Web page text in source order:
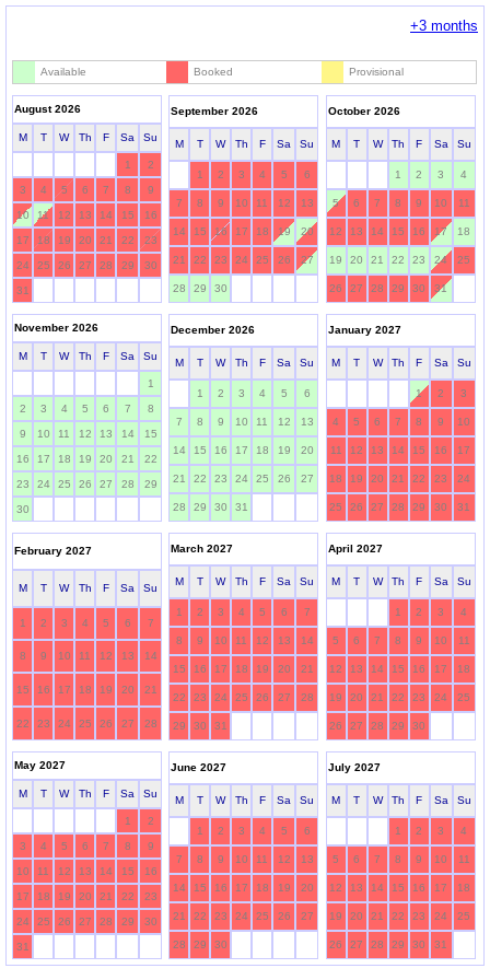
+3 months
Available Booked Provisional
August 2026
M T W Th F Sa Su
1 2
3 4 5 6 7 8 9
10 11 12 13 14 15 16
17 18 19 20 21 22 23
24 25 26 27 28 29 30
31
September 2026
M T W Th F Sa Su
1 2 3 4 5 6
7 8 9 10 11 12 13
14 15 16 17 18 19 20
21 22 23 24 25 26 27
28 29 30
October 2026
M T W Th F Sa Su
1 2 3 4
5 6 7 8 9 10 11
12 13 14 15 16 17 18
19 20 21 22 23 24 25
26 27 28 29 30 31
November 2026
M T W Th F Sa Su
1
2 3 4 5 6 7 8
9 10 11 12 13 14 15
16 17 18 19 20 21 22
23 24 25 26 27 28 29
30
December 2026
M T W Th F Sa Su
1 2 3 4 5 6
7 8 9 10 11 12 13
14 15 16 17 18 19 20
21 22 23 24 25 26 27
28 29 30 31
January 2027
M T W Th F Sa Su
1 2 3
4 5 6 7 8 9 10
11 12 13 14 15 16 17
18 19 20 21 22 23 24
25 26 27 28 29 30 31
February 2027
M T W Th F Sa Su
1 2 3 4 5 6 7
8 9 10 11 12 13 14
15 16 17 18 19 20 21
22 23 24 25 26 27 28
March 2027
M T W Th F Sa Su
1 2 3 4 5 6 7
8 9 10 11 12 13 14
15 16 17 18 19 20 21
22 23 24 25 26 27 28
29 30 31
April 2027
M T W Th F Sa Su
1 2 3 4
5 6 7 8 9 10 11
12 13 14 15 16 17 18
19 20 21 22 23 24 25
26 27 28 29 30
May 2027
M T W Th F Sa Su
1 2
3 4 5 6 7 8 9
10 11 12 13 14 15 16
17 18 19 20 21 22 23
24 25 26 27 28 29 30
31
June 2027
M T W Th F Sa Su
1 2 3 4 5 6
7 8 9 10 11 12 13
14 15 16 17 18 19 20
21 22 23 24 25 26 27
28 29 30
July 2027
M T W Th F Sa Su
1 2 3 4
5 6 7 8 9 10 11
12 13 14 15 16 17 18
19 20 21 22 23 24 25
26 27 28 29 30 31